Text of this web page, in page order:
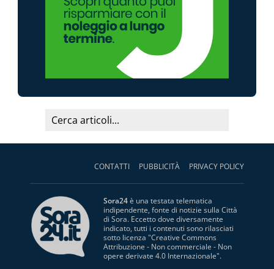
CONTATTI PUBBLICITÀ PRIVACY POLICY
Sora24è una testata telematica
indipendente, fonte di notizie sulla Città
di Sora. Eccetto dove diversamente
indicato, tutti i contenuti sono rilasciati
sotto licenza "Creative Commons
Attribuzione - Non commerciale - Non
opere derivate 4.0 Internazionale".